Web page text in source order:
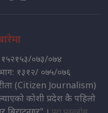
१५२१५३/०७३/०७४
१३१२/ ०७५/०७६
(Citizen Journalism)
कोशी प्रदेश कै पहिलो